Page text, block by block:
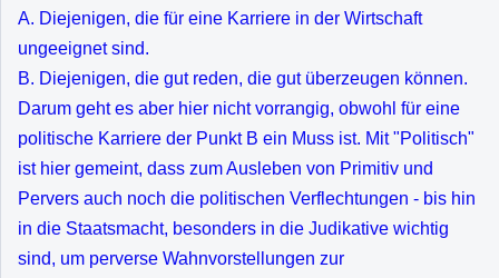
A. Diejenigen, die für eine Karriere in der Wirtschaft
ungeeignet sind.
B. Diejenigen, die gut reden, die gut überzeugen können.
Darum geht es aber hier nicht vorrangig, obwohl für eine
politische Karriere der Punkt B ein Muss ist. Mit "Politisch"
ist hier gemeint, dass zum Ausleben von Primitiv und
Pervers auch noch die politischen Verflechtungen - bis hin
in die Staatsmacht, besonders in die Judikative wichtig
sind, um perverse Wahnvorstellungen zur